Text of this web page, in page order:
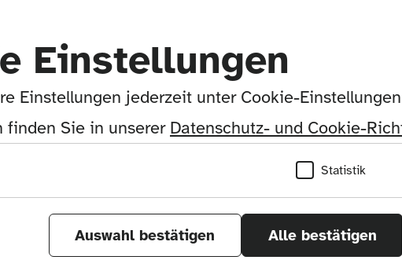
Einstellungen
Einstellungen jederzeit unter Cookie-
Sie in unserer Datenschutz- und Cookie-
Statistik
Auswahl bestätigen Alle bestätigen